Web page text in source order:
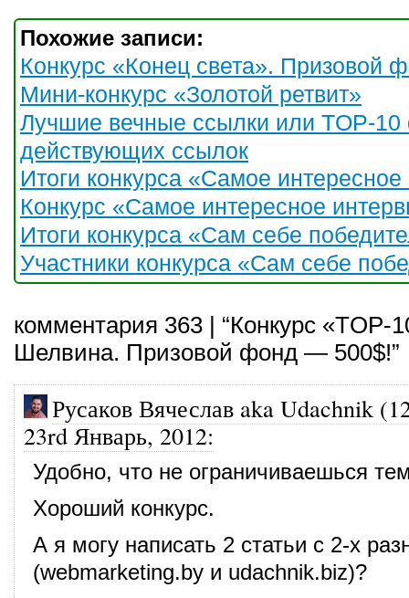
Похожие записи:
Конкурс «Конец света». Призовой
Мини-конкурс «Золотой ретвит»
Лучшие вечные ссылки или TOP-10
действующих ссылок
Итоги конкурса «Самое
Конкурс «Самое интересное
Итоги конкурса «Сам себе
Участники конкурса «Сам себе
комментария 363 | “Конкурс «TOP-
Шелвина. Призовой фонд — 500$!”
Русаков Вячеслав aka Udachnik
23rd Январь, 2012:
Удобно, что не ограничиваешься
Хороший конкурс.
А я могу написать 2 статьи с 2-х
(webmarketing.by и udachnik.biz)?